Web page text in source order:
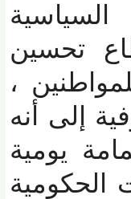
تحسين
،
أنه
قمامة يومية